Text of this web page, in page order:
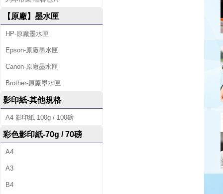
【原廠】墨水匣
HP-原廠墨水匣
Epson-原廠墨水匣
Canon-原廠墨水匣
Brother-原廠墨水匣
影印紙-其他規格
A4 影印紙 100g / 100磅
彩色影印紙-70g / 70磅
A4
A3
B4